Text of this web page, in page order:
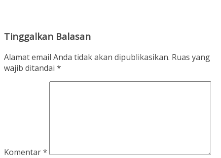
Tinggalkan Balasan
Alamat email Anda tidak akan dipublikasikan. Ruas yang
wajib ditandai *
Komentar*